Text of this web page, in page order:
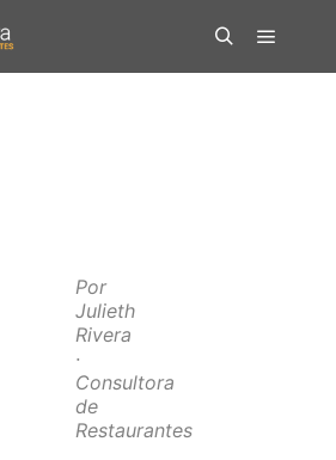
Por
Julieth
Rivera
·
Consultora
de
Restaurantes